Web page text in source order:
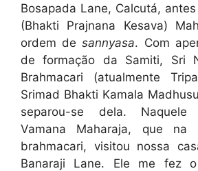
Bosapada Lane, Calcutá,
(Bhakti Prajnana Kesava)
ordem de sannyasa. Com
de formação da Samiti, Sri
Brahmacari (atualmente
Srimad Bhakti Kamala
separou-se dela. Naquele
Vamana Maharaja, que na
brahmacari, visitou nossa
Banaraji Lane. Ele me fez